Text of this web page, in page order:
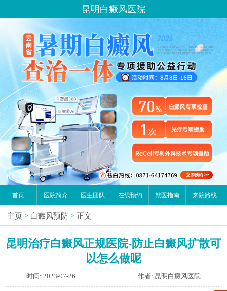
昆明白癜风医院
首页 医院简介 医生团队 在线预约 就医指南 来院路线
主页 > 白癜风预防 > 正文
昆明治疗白癜风正规医院-防止白癜风扩散可
以怎么做呢
时间: 2023-07-26 作者: 昆明白癜风医院